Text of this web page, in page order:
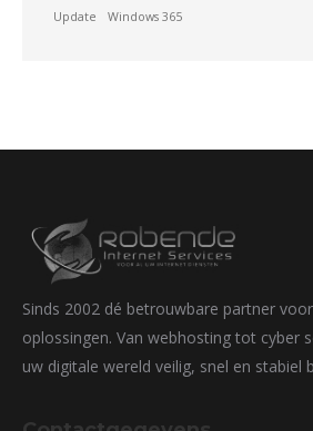
Update Windows 365
Sinds 2002 dé betrouwbare partner
oplossingen. Van webhosting tot cyber
uw digitale wereld veilig, snel en stabiel